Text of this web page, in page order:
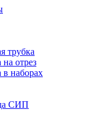
трубка
на отрез
в наборах
СИП